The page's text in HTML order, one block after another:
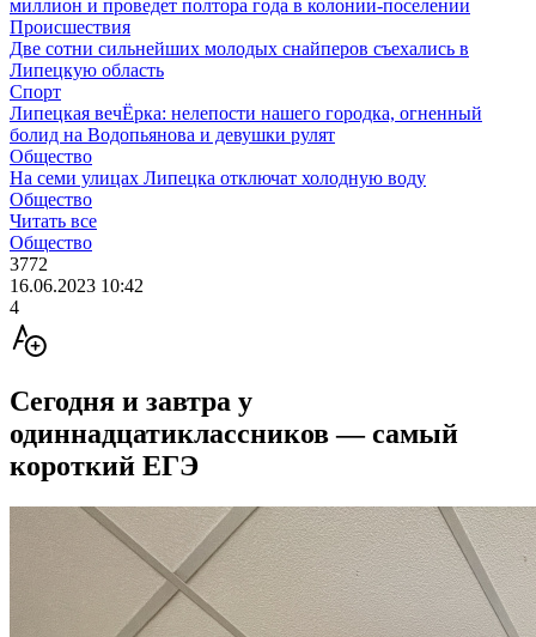
миллион и проведет полтора года в колонии-поселении
Происшествия
Две сотни сильнейших молодых снайперов съехались в
Липецкую область
Спорт
Липецкая вечЁрка: нелепости нашего городка, огненный
болид на Водопьянова и девушки рулят
Общество
На семи улицах Липецка отключат холодную воду
Общество
Читать все
Общество
3772
16.06.2023 10:42
4
Сегодня и завтра у
одиннадцатикласcников — самый
короткий ЕГЭ